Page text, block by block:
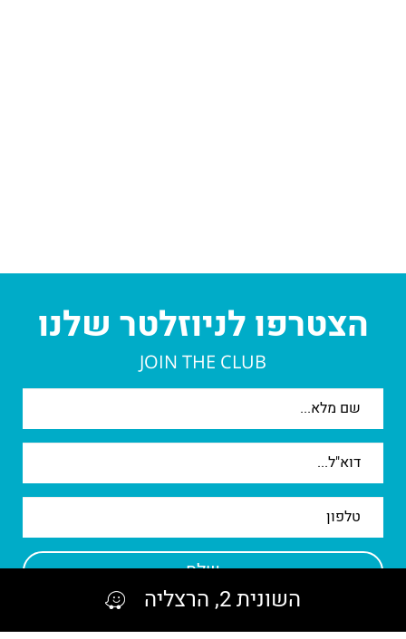
הצטרפו לניוזלטר שלנו
JOIN THE CLUB
מלאו
טופס
הצטרפו
לניוזלטר
בשליחת הפרטים הנני מאשר/ת קבלת חומר שיווקי ממתחם ארנה.
השונית 2, הרצליה